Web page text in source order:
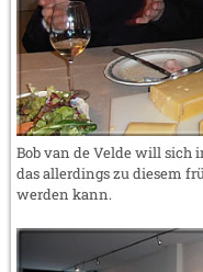
Bob van de Velde will sich
das allerdings zu diesem
werden kann.